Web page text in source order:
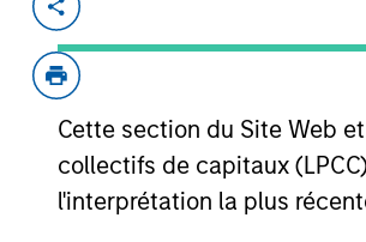
Cette section du Site Web
collectifs de capitaux
l'interprétation la plus
Sep 2024
from the Onslow
Western Australia.
majority owner of
serving as the only